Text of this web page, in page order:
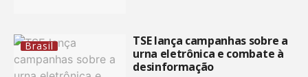
Brasil
TSE lança campanhas sobre a
urna eletrônica e combate à
desinformação